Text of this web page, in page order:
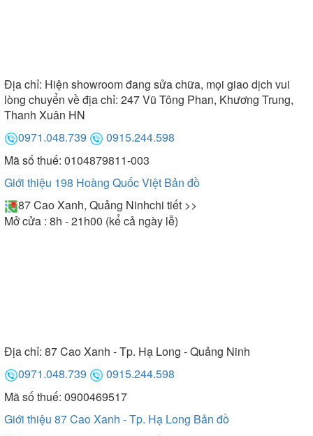
Địa chỉ: Hiện showroom đang sửa chữa, mọi giao dịch vui
lòng chuyển về địa chỉ: 247 Vũ Tông Phan, Khương Trung,
Thanh Xuân HN
0971.048.739
0915.244.598
Mã số thuế: 0104879811-003
Giới thiệu 198 Hoàng Quốc Việt Bản đồ
87 Cao Xanh, Quảng Ninhchi tiết >>
Mở cửa : 8h - 21h00 (kể cả ngày lễ)
Địa chỉ: 87 Cao Xanh - Tp. Hạ Long - Quảng Ninh
0971.048.739
0915.244.598
Mã số thuế: 0900469517
Giới thiệu 87 Cao Xanh - Tp. Hạ Long Bản đồ